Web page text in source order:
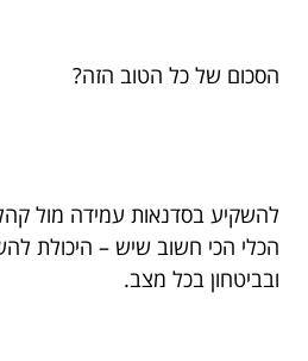
הסכום של כל הטוב הזה?
להשקיע בסדנאות עמידה מול
הכלי הכי חשוב שיש – היכולת
ובביטחון בכל מצב.